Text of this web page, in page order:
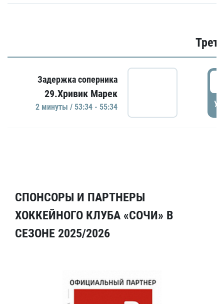
Задержка соперника
29.Хривик Марек
2 минуты / 53:34 - 55:34
СПОНСОРЫ И ПАРТНЕРЫ
ХОККЕЙНОГО КЛУБА «СОЧИ» В
СЕЗОНЕ 2025/2026